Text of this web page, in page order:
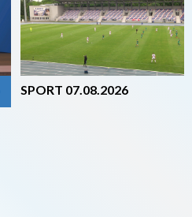
SPORT 07.08.2026